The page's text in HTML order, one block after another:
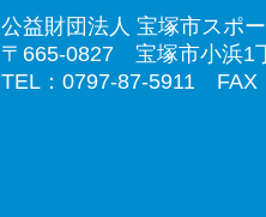
公益財団法人 宝塚市スポ
〒665-0827 宝塚市小浜1
TEL：0797-87-5911 FAX